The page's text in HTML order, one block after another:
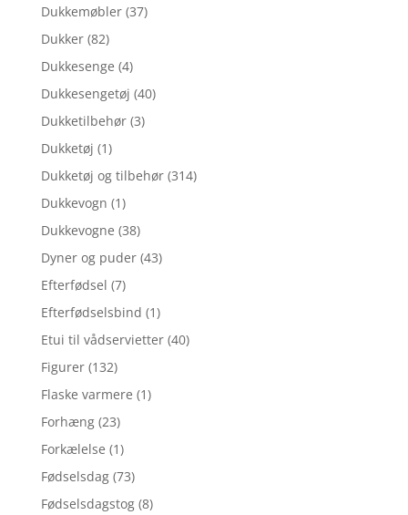
Dukkemøbler (37)
Dukker (82)
Dukkesenge (4)
Dukkesengetøj (40)
Dukketilbehør (3)
Dukketøj (1)
Dukketøj og tilbehør (314)
Dukkevogn (1)
Dukkevogne (38)
Dyner og puder (43)
Efterfødsel (7)
Efterfødselsbind (1)
Etui til vådservietter (40)
Figurer (132)
Flaske varmere (1)
Forhæng (23)
Forkælelse (1)
Fødselsdag (73)
Fødselsdagstog (8)